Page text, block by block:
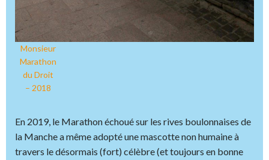
Monsieur
Marathon
du Droit
– 2018
En 2019, le Marathon échoué sur les rives boulonnaises de
la Manche a même adopté une mascotte non humaine à
travers le désormais (fort) célèbre (et toujours en bonne